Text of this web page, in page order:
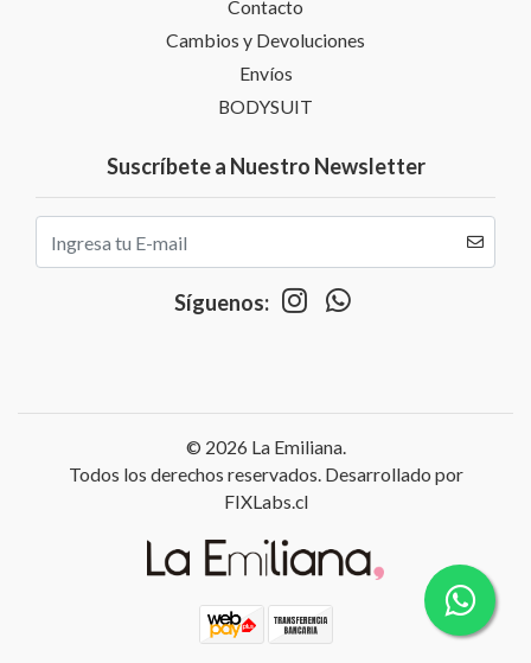
Contacto
Cambios y Devoluciones
Envíos
BODYSUIT
Suscríbete a Nuestro Newsletter
Síguenos:
© 2026 La Emiliana.
Todos los derechos reservados. Desarrollado por
FIXLabs.cl